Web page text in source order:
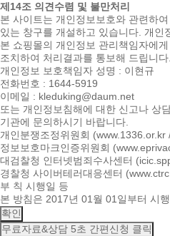
제14조 의견수렴 및 불만처리
본 사이트는 개인정보보호와 관련하
있는 창구를 개설하고 있습니다. 개인
본 쇼핑몰의 개인정보 관리책임자에
조치하여 처리결과를 통보해 드립니다.
개인정보 보호책임자 성명 : 이현규
전화번호 : 1644-5919
이메일 : kleduking@daum.net
또는 개인정보침해에 대한 신고나 상
기관에 문의하시기 바랍니다.
개인분쟁조정위원회 (www.1336.or.kr
정보보호마크인증위원회
대검찰청 인터넷범죄수사센터
경찰청 사이버테러대응센터
부 칙 시행일 등
본 방침은 2017년 01월 01일부터 시
확인
무료자료&상담 5초 간편신청 클릭